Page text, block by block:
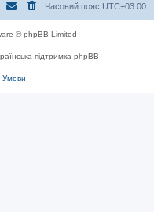
Часовий пояс UTC+03:00
© phpBB Limited
підтримка phpBB
Умови